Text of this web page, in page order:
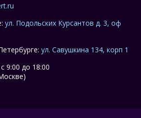
ул. Подольских Курсантов д. 3, оф
ул. Савушкина 134, корп 1
9:00 до 18:00